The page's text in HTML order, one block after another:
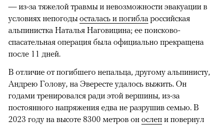
— из-за тяжелой травмы и невозможности эвакуации в
условиях непогоды осталась и погибла российская
альпинистка Наталья Наговицина; ее поисково-
спасательная операция была официально прекращена
после 11 дней.
В отличие от погибшего непальца, другому альпинисту,
Андрею Голову, на Эвересте удалось выжить. Он
годами тренировался ради этой вершины, из-за
постоянного напряжения едва не разрушив семью. В
2023 году на высоте 8300 метров он ослеп и повернул